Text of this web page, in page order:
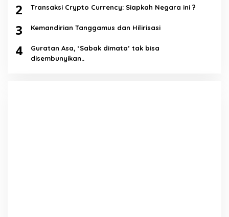
2 Transaksi Crypto Currency: Siapkah Negara ini ?
3 Kemandirian Tanggamus dan Hilirisasi
4
Guratan Asa, ‘Sabak dimata’ tak bisa
disembunyikan..